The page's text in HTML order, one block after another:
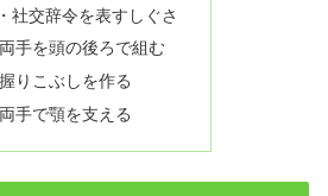
社交辞令を表すしぐさ
手を頭の後ろで組む
りこぶしを作る
手で顎を支える